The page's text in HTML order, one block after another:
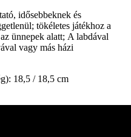
idősebbeknek és
tökéletes játékhoz a
ünnepek alatt; A labdával
vagy más házi
18,5 / 18,5 cm